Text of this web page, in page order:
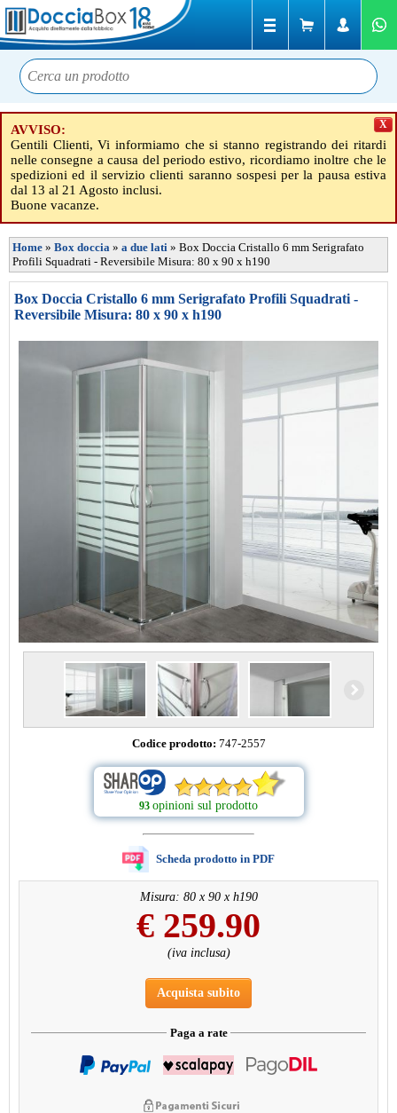
AVVISO:
Gentili Clienti, Vi informiamo che si stanno registrando dei ritardi
nelle consegne a causa del periodo estivo, ricordiamo inoltre che le
spedizioni ed il servizio clienti saranno sospesi per la pausa estiva
dal 13 al 21 Agosto inclusi.
Buone vacanze.
X
Home » Box doccia » a due lati » Box Doccia Cristallo 6 mm Serigrafato
Profili Squadrati - Reversibile Misura: 80 x 90 x h190
Box Doccia Cristallo 6 mm Serigrafato Profili Squadrati -
Reversibile Misura: 80 x 90 x h190
Codice prodotto: 747-2557
93 opinioni sul prodotto
Scheda prodotto in PDF
Misura: 80 x 90 x h190
€ 259.90
(iva inclusa)
Acquista subito
Paga a rate